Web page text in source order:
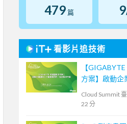
479 篇
看影片追技術
【
方案】啟動企
智慧應用的一
案
Cloud Summit
22 分